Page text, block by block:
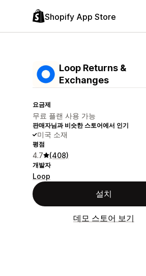
Shopify App Store
Loop Returns &
Exchanges
요금제
무료 플랜 사용 가능
판매자님과 비슷한 스토어에서 인기
미국 소재
평점
4.7 (408)
개발자
Loop
설치
데모 스토어 보기